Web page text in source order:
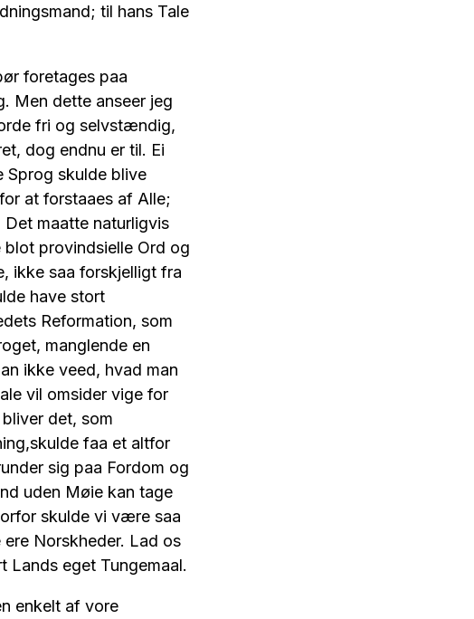
til hans Tale
foretages paa
Men dette anseer jeg
fri og selvstændig,
dog endnu er til. Ei
Sprog skulde blive
at forstaaes af Alle;
maatte naturligvis
provindsielle Ord og
ikke saa forskjelligt fra
have stort
Reformation, som
manglende en
ikke veed, hvad man
vil omsider vige for
det, som
faa et altfor
sig paa Fordom og
uden Møie kan tage
skulde vi være saa
Norskheder. Lad os
eget Tungemaal.
enkelt af vore